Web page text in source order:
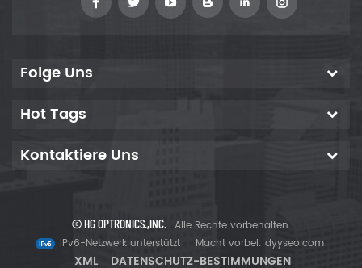
Folge Uns
Hot Tags
Kontaktiere Uns
© HG OPTRONICS.,INC. Alle Rechte vorbehalten.
IPv6-Netzwerk unterstützt
Macht vorbei: dyyseo.com
XML DATENSCHUTZ-BESTIMMUNGEN